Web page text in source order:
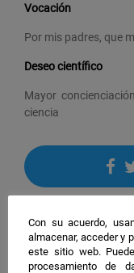
Vocación
Por mis padres, que
Deseo científico
Mayor
ciencia
facebook
twitter
instagram
Con su acuerdo,
almacenar, acceder y
este sitio web.
procesamiento de